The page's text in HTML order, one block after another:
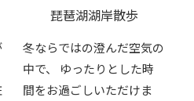
琵琶湖湖岸散歩
冬ならではの澄んだ空気の
中で、 ゆったりとした時
間をお過ごしいただけま